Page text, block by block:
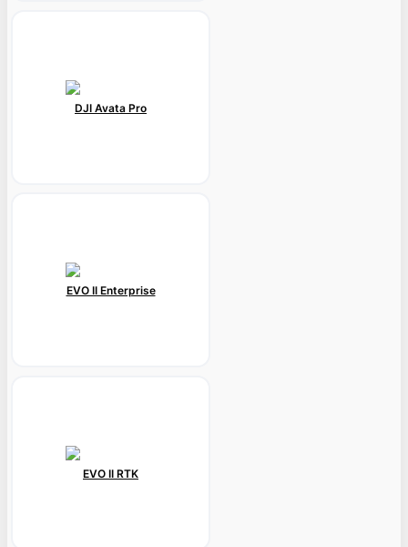
DJI Avata Pro
EVO II Enterprise
EVO II RTK